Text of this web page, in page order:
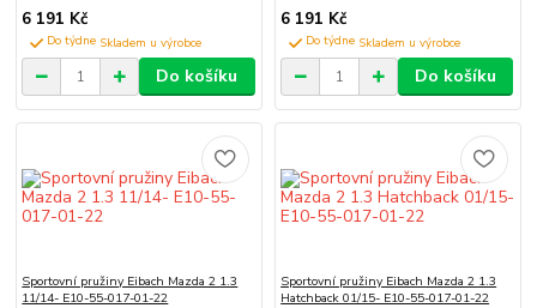
6 191 Kč
Do týdne
Do košíku
6 191 Kč
Do týdne
Do košíku
Sportovní pružiny Eibach Mazda 2 1.3
11/14- E10-55-017-01-22
Sportovní pružiny Eibach Mazda 2 1.3
Hatchback 01/15- E10-55-017-01-22